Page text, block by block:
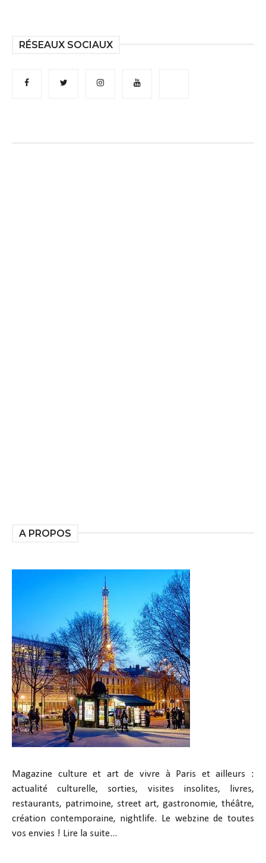
RÉSEAUX SOCIAUX
A PROPOS
Magazine culture et art de vivre à Paris et ailleurs :
actualité culturelle, sorties, visites insolites, livres,
restaurants, patrimoine, street art, gastronomie, théâtre,
création contemporaine, nightlife. Le webzine de toutes
vos envies ! Lire la suite...